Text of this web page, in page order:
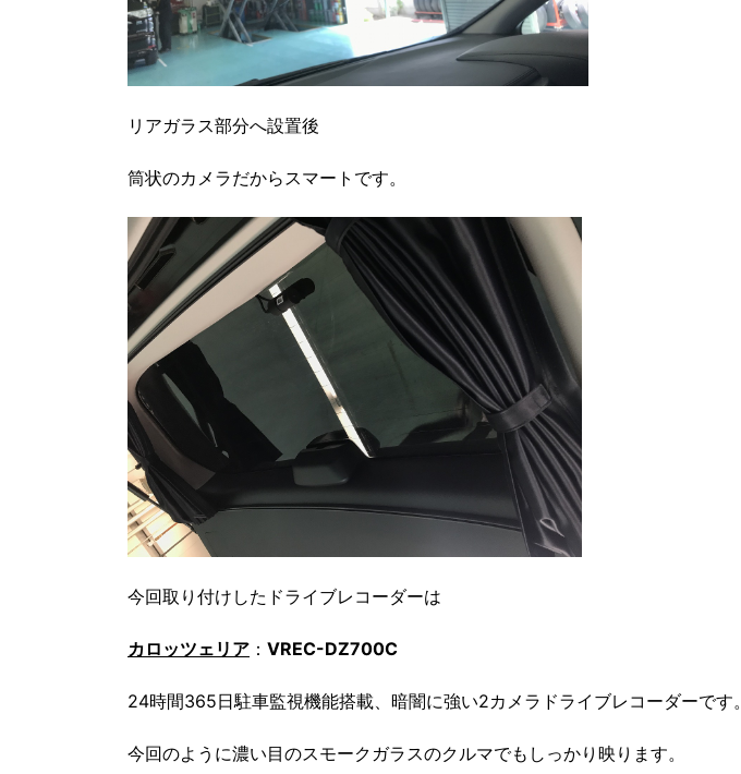
リアガラス部分へ設置後
筒状のカメラだからスマートです。
今回取り付けしたドライブレコーダーは
カロッツェリア ： VREC-DZ700C
24時間365日駐車監視機能搭載、暗闇に強い2カメラドライブレコーダーです。
今回のように濃い目のスモークガラスのクルマでもしっかり映ります。